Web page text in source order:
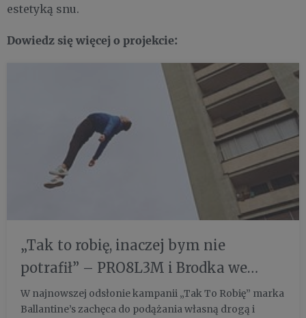
estetyką snu.
Dowiedz się więcej o projekcie:
„Tak to robię, inaczej bym nie
potrafił” – PRO8L3M i Brodka we
wspólnym projekcie z Ballatine’s
W najnowszej odsłonie kampanii „Tak To Robię” marka
Ballantine’s zachęca do podążania własną drogą i